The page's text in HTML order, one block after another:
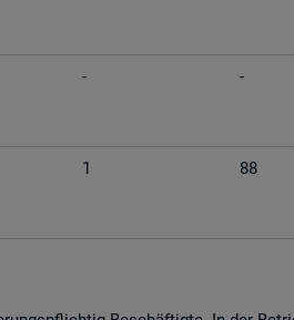
- -
1 88